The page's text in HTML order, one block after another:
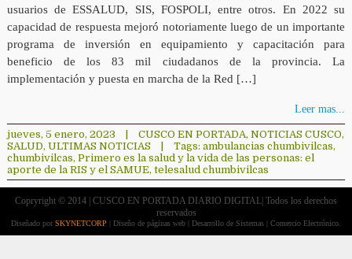
usuarios de ESSALUD, SIS, FOSPOLI, entre otros. En 2022 su
capacidad de respuesta mejoró notoriamente luego de un importante
programa de inversión en equipamiento y capacitación para
beneficio de los 83 mil ciudadanos de la provincia. La
implementación y puesta en marcha de la Red […]
Leer mas...
jueves, 5 enero, 2023 CUSCO EN PORTADA, NOTICIAS CUSCO,
SALUD, ULTIMAS NOTICIAS Tags: ambulancias chumbivilcas,
chumbivilcas, Primero es la salud y la vida de las personas: el
aporte de la RIS y el SAMUE, telesalud chumbivilcas
Copryright © 2014 | CUSCO EN PORTADA DIARIO DIGITAL| Todos los derechos
reservados
Diseñado por SKYNETCORP | Diseño de páginas web | Desarrollo de Sistemas | Comercio Electrónico.